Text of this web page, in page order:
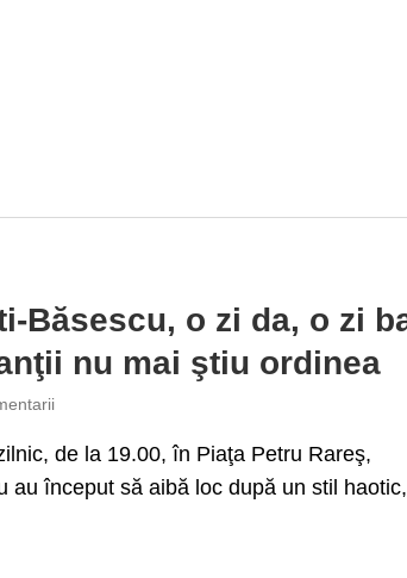
Băsescu, o zi da, o zi
nu mai ştiu ordinea
de la 19.00, în Piaţa Petru Rareş,
au început să aibă loc după un stil